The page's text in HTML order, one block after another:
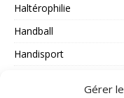
Gérer
Haltérophilie
Handball
Handisport